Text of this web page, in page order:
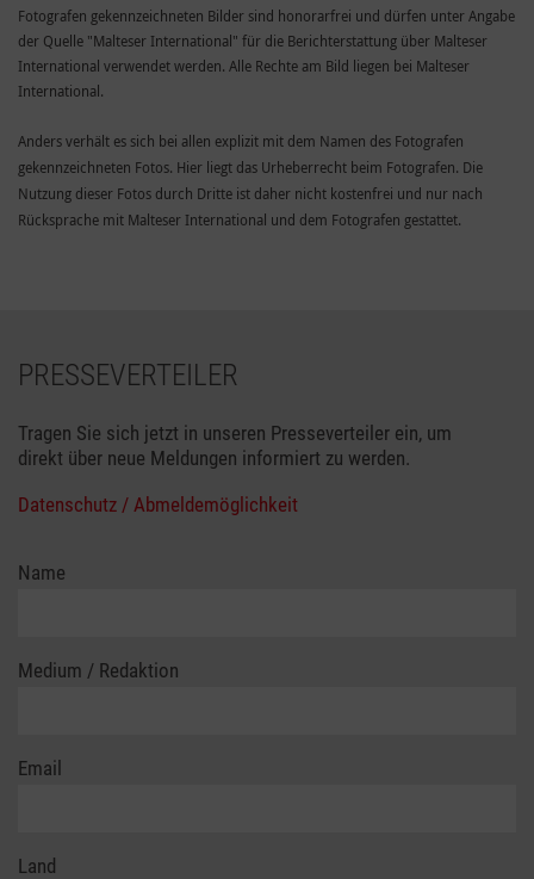
Fotografen gekennzeichneten Bilder sind honorarfrei und dürfen unter Angabe
der Quelle "Malteser International" für die Berichterstattung über Malteser
International verwendet werden. Alle Rechte am Bild liegen bei Malteser
International.
Anders verhält es sich bei allen explizit mit dem Namen des Fotografen
gekennzeichneten Fotos. Hier liegt das Urheberrecht beim Fotografen. Die
Nutzung dieser Fotos durch Dritte ist daher nicht kostenfrei und nur nach
Rücksprache mit Malteser International und dem Fotografen gestattet.
PRESSEVERTEILER
Tragen Sie sich jetzt in unseren Presseverteiler ein, um
direkt über neue Meldungen informiert zu werden.
Datenschutz / Abmeldemöglichkeit
Name
Medium / Redaktion
Email
Land